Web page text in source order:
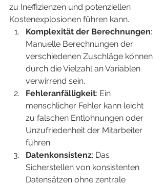
zu Ineffizienzen und potenziellen
Kostenexplosionen führen kann.
Komplexität der Berechnungen:
Manuelle Berechnungen der
verschiedenen Zuschläge können
durch die Vielzahl an Variablen
verwirrend sein.
Fehleranfälligkeit: Ein
menschlicher Fehler kann leicht
zu falschen Entlohnungen oder
Unzufriedenheit der Mitarbeiter
führen.
Datenkonsistenz: Das
Sicherstellen von konsistenten
Datensätzen ohne zentrale